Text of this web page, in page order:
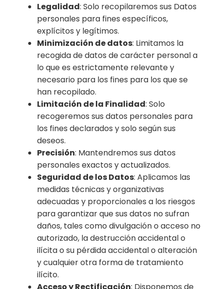
Legalidad: Solo recopilaremos sus Datos
personales para fines específicos,
explícitos y legítimos.
Minimización de datos: Limitamos la
recogida de datos de carácter personal a
lo que es estrictamente relevante y
necesario para los fines para los que se
han recopilado.
Limitación de la Finalidad: Solo
recogeremos sus datos personales para
los fines declarados y solo según sus
deseos.
Precisión: Mantendremos sus datos
personales exactos y actualizados.
Seguridad de los Datos: Aplicamos las
medidas técnicas y organizativas
adecuadas y proporcionales a los riesgos
para garantizar que sus datos no sufran
daños, tales como divulgación o acceso no
autorizado, la destrucción accidental o
ilícita o su pérdida accidental o alteración
y cualquier otra forma de tratamiento
ilícito.
Acceso y Rectificación: Disponemos de